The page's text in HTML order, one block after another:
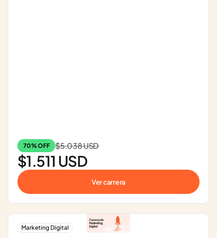
70% OFF $5.038 USD
$1.511 USD
Ver carrera
Marketing Digital